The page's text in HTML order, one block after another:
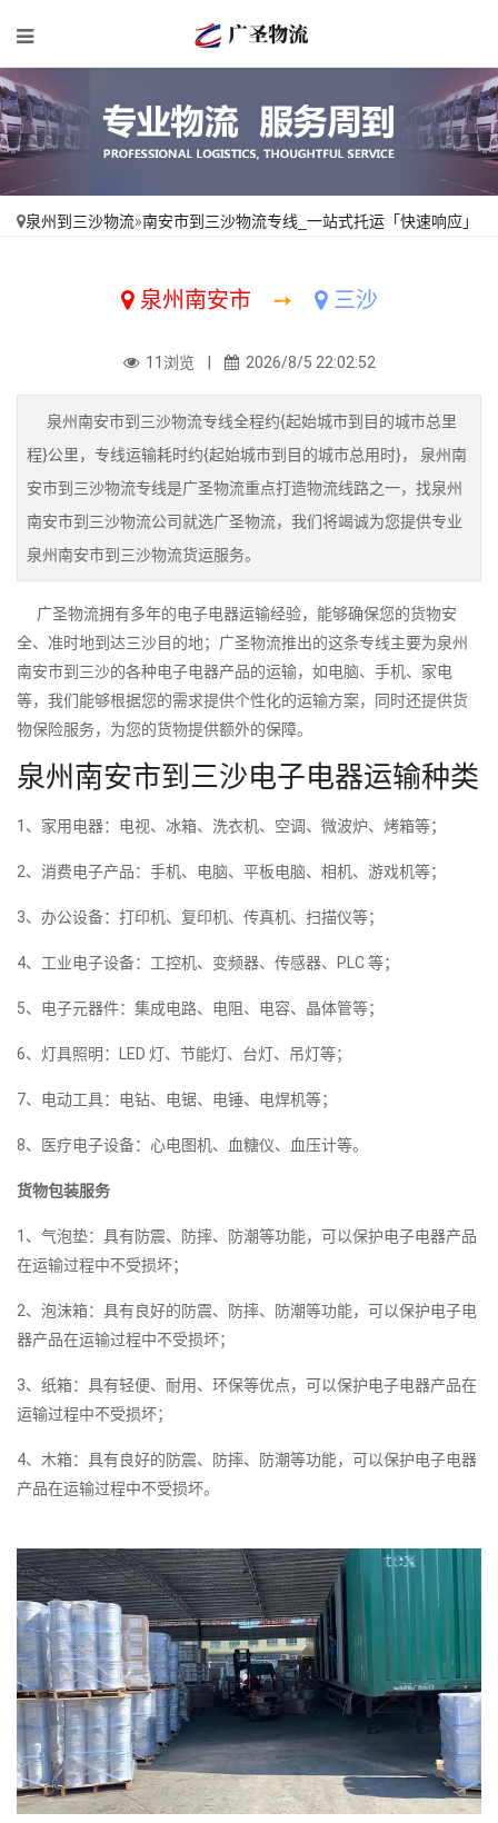
泉州到三沙物流»南安市到三沙物流专线_一站式托运「快速响应」
泉州南安市 ➙ 三沙
11浏览 | 2026/8/5 22:02:52
泉州南安市到三沙物流专线全程约{起始城市到目的城市总里
程}公里，专线运输耗时约{起始城市到目的城市总用时}， 泉州南
安市到三沙物流专线是广圣物流重点打造物流线路之一，找泉州
南安市到三沙物流公司就选广圣物流，我们将竭诚为您提供专业
泉州南安市到三沙物流货运服务。
广圣物流拥有多年的电子电器运输经验，能够确保您的货物安
全、准时地到达三沙目的地；广圣物流推出的这条专线主要为泉州
南安市到三沙的各种电子电器产品的运输，如电脑、手机、家电
等，我们能够根据您的需求提供个性化的运输方案，同时还提供货
物保险服务，为您的货物提供额外的保障。
泉州南安市到三沙电子电器运输种类
1、家用电器：电视、冰箱、洗衣机、空调、微波炉、烤箱等；
2、消费电子产品：手机、电脑、平板电脑、相机、游戏机等；
3、办公设备：打印机、复印机、传真机、扫描仪等；
4、工业电子设备：工控机、变频器、传感器、PLC 等；
5、电子元器件：集成电路、电阻、电容、晶体管等；
6、灯具照明：LED 灯、节能灯、台灯、吊灯等；
7、电动工具：电钻、电锯、电锤、电焊机等；
8、医疗电子设备：心电图机、血糖仪、血压计等。
货物包装服务
1、气泡垫：具有防震、防摔、防潮等功能，可以保护电子电器产品
在运输过程中不受损坏；
2、泡沫箱：具有良好的防震、防摔、防潮等功能，可以保护电子电
器产品在运输过程中不受损坏；
3、纸箱：具有轻便、耐用、环保等优点，可以保护电子电器产品在
运输过程中不受损坏；
4、木箱：具有良好的防震、防摔、防潮等功能，可以保护电子电器
产品在运输过程中不受损坏。